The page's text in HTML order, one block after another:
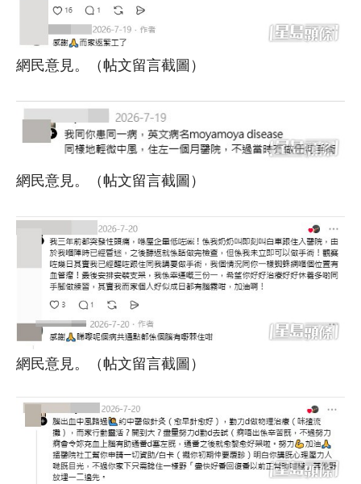
網民意見。（帖文留言截圖）
網民意見。（帖文留言截圖）
網民意見。（帖文留言截圖）